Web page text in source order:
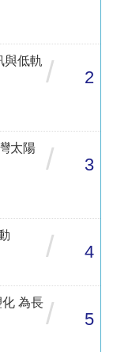
低軌 / 2
太陽
/ 3
/ 4
為長 / 5